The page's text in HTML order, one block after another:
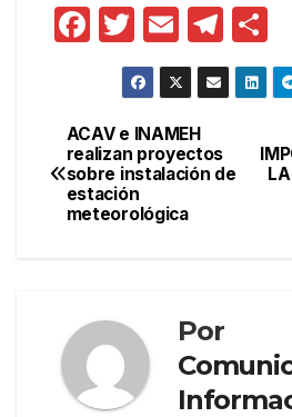
F
e
b
o
T
w
itt
er
E
m
ail
T
el
e
a
o
Navegación
de
entradas
ACAV e INAMEH
realizan proyectos
sobre instalación de
estación
meteorológica
Por